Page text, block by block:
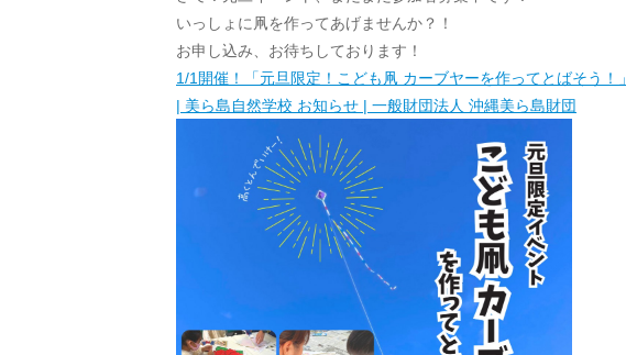
いっしょに凧を作ってあげませんか？！
お申し込み、お待ちしております！
1/1開催！「元旦限定！こども凧 カーブヤーを作ってとばそう！」
| 美ら島自然学校 お知らせ | 一般財団法人 沖縄美ら島財団